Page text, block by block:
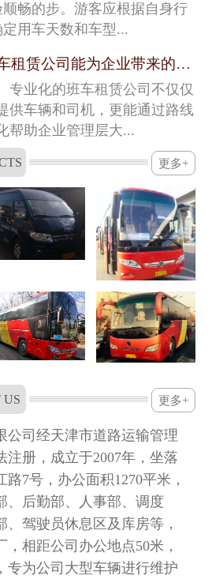
畅的步。游客应根据自身行
用车天数和车型...
班车租赁公司能为企业带来的深层价值
业化的班车租赁公司不仅仅
供车辆和司机，更能通过路线
帮助企业管理层大...
更多+
US 更多+
公司经天津市道路运输管理
注册，成立于2007年，坐落
7号，办公面积1270平米，
、后勤部、人事部、调度
驾驶员休息区及库房等，
相距公司办公地点50米，
专为公司大型车辆进行维护